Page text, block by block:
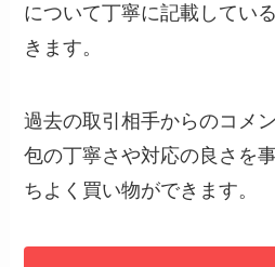
について丁寧に記載してい
きます。
過去の取引相手からのコメ
包の丁寧さや対応の良さを
ちよく買い物ができます。